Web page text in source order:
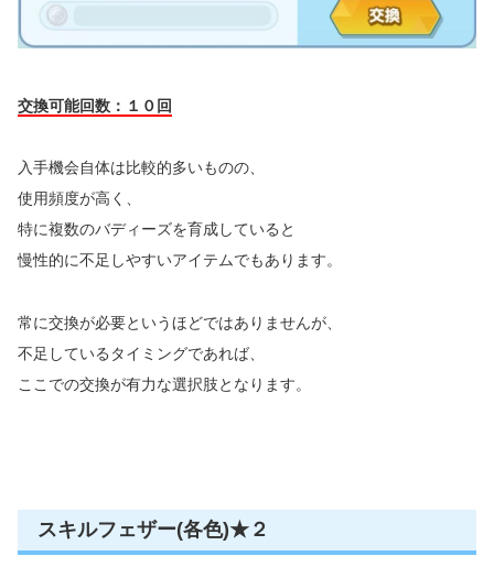
交換可能回数：１０回
入手機会自体は比較的多いものの、
使用頻度が高く、
特に複数のバディーズを育成していると
慢性的に不足しやすいアイテムでもあります。
常に交換が必要というほどではありませんが、
不足しているタイミングであれば、
ここでの交換が有力な選択肢となります。
スキルフェザー(各色)★２